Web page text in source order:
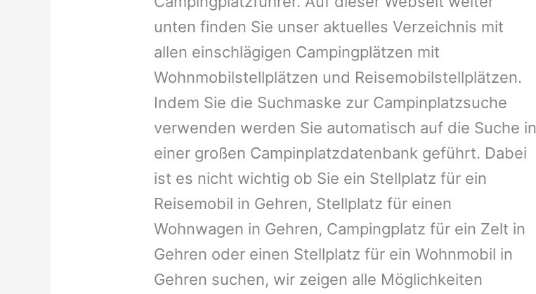
unten finden Sie unser aktuelles Verzeichnis mit
allen einschlägigen Campingplätzen mit
Wohnmobilstellplätzen und Reisemobilstellplätzen.
Indem Sie die Suchmaske zur Campinplatzsuche
verwenden werden Sie automatisch auf die Suche in
einer großen Campinplatzdatenbank geführt. Dabei
ist es nicht wichtig ob Sie ein Stellplatz für ein
Reisemobil in Gehren, Stellplatz für einen
Wohnwagen in Gehren, Campingplatz für ein Zelt in
Gehren oder einen Stellplatz für ein Wohnmobil in
Gehren suchen, wir zeigen alle Möglichkeiten